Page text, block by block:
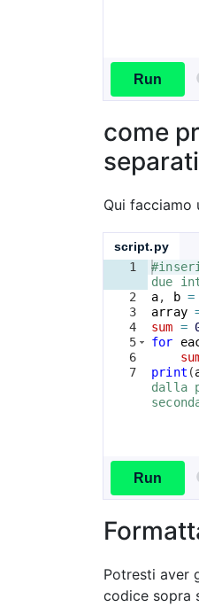
Run
come
Qui facciamo
script.py
1
2
3
4
5
6
7
due
a, b =
array
sum =
for
print (
dalla
Run
Potresti aver
codice sopra